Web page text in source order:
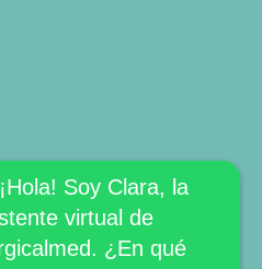
Soy Clara, la
virtual de
¿En qué